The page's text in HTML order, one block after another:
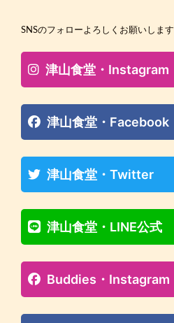
SNSのフォローよろしくお願いします
津山食堂・Instagram
津山食堂・Facebook
津山食堂・Twitter
津山食堂・LINE公式
Buddies・Instagram